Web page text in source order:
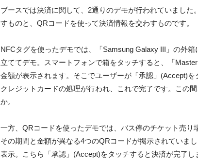
ブースでは決済に関して、2通りのデモが行われていました
すものと、QRコードを使って決済情報を交わすものです。
NFCタグを使ったデモでは、「Samsung Galaxy III」の外
立ててデモ。スマートフォンで箱をタッチすると、「
金額が表示されます。そこでユーザーが「承認」(Accept)
クレジットカードの処理が行われ、これで完了です。この
か。
一方、QRコードを使ったデモでは、バス停のチケット売り
その期間と金額が異なる4つのQRコードが掲示されていま
表示。こちら「承認」(Accept)をタッチすると決済が完了